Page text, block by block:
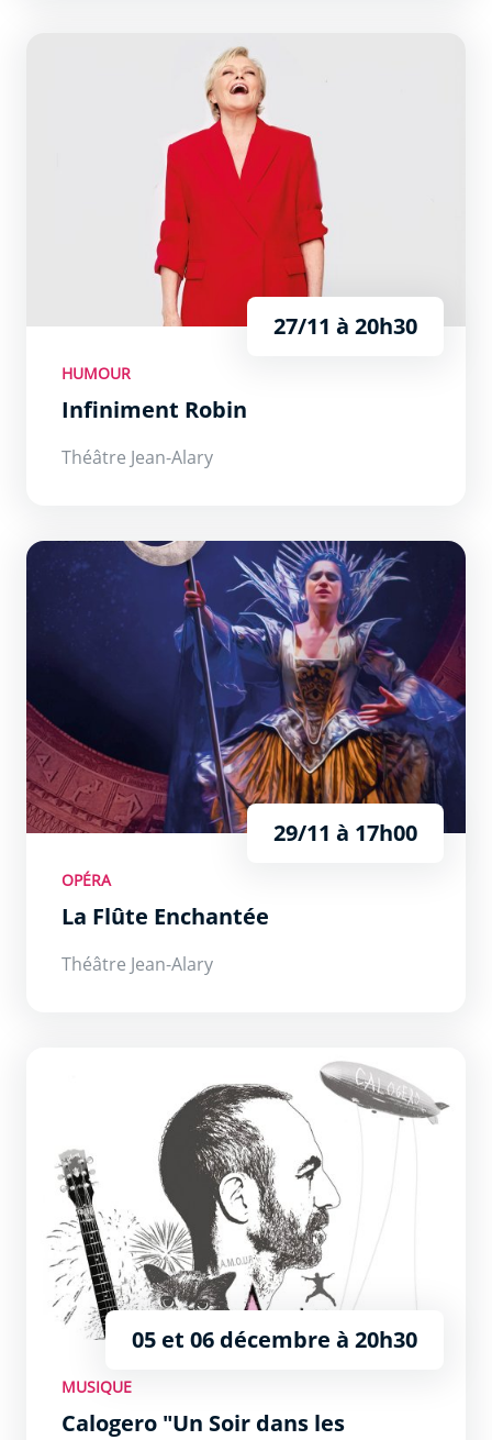
27/11 à 20h30
HUMOUR
Infiniment Robin
Théâtre Jean-Alary
La Flûte Enchantée
29/11 à 17h00
OPÉRA
La Flûte Enchantée
Théâtre Jean-Alary
Calogero &quot;Un Soir dans les Théâtres&quot;
05 et 06 décembre à 20h30
MUSIQUE
Calogero "Un Soir dans les